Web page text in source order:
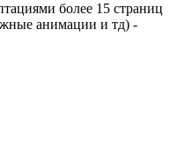
более 15 страниц
анимации и тд) -